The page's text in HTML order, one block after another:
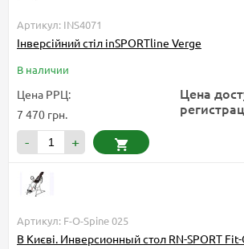
Артикул: INS4071
Інверсійний стіл inSPORTline Verge
В наличии
Цена РРЦ:
7 470 грн.
Цена
- +
Артикул: F-O-Spine 025
В Києві. Инверсионный стол RN-SPORT